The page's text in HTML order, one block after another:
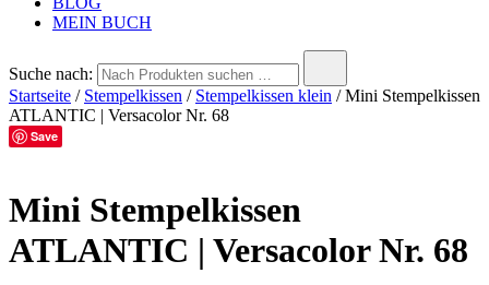
MEIN BUCH
Suche nach:
Startseite / Stempelkissen / Stempelkissen klein / Mini Stempelkissen
ATLANTIC | Versacolor Nr. 68
Save
Mini Stempelkissen
ATLANTIC | Versacolor Nr. 68